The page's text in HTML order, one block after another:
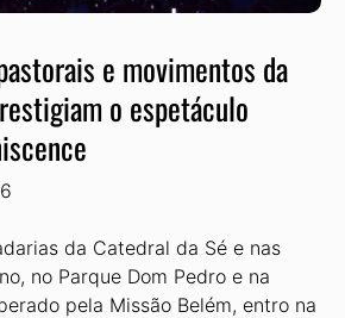
e movimentos da
o espetáculo
da Catedral da Sé e nas
no Par­que Dom Pedro e na
pela Missão Belém, entro na